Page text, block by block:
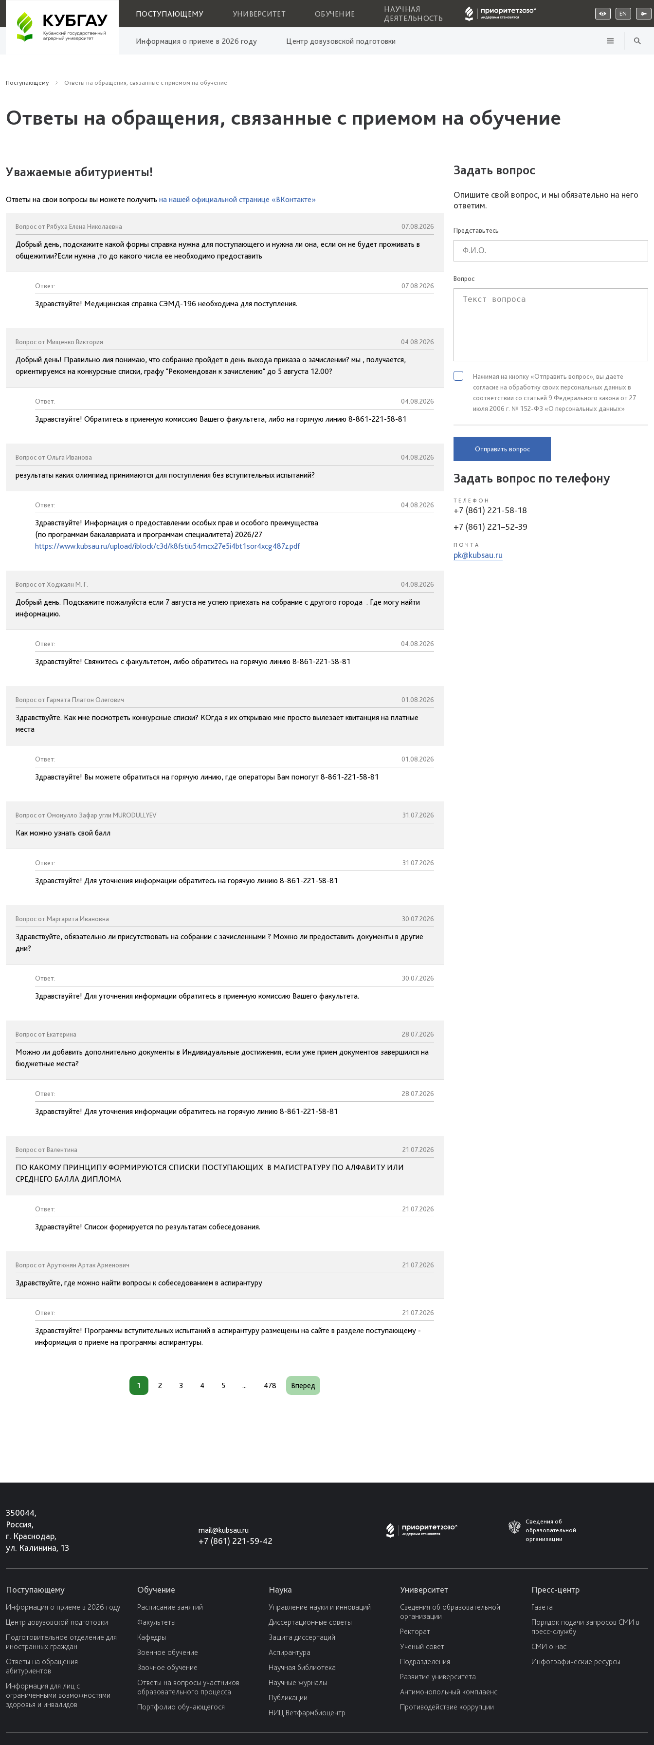
ПОСТУПАЮЩЕМУ УНИВЕРСИТЕТ ОБУЧЕНИЕ
НАУЧНАЯ
ДЕЯТЕЛЬНОСТЬ
EN
Информация о приеме в 2026 году Центр довузовской подготовки
Поступающему Ответы на обращения, связанные с приемом на обучение
Ответы на обращения, связанные с приемом на обучение
Уважаемые абитуриенты!
Ответы на свои вопросы вы можете получить на нашей официальной странице «ВКонтакте»
Вопрос от Рябуха Елена Николаевна 07.08.2026
Добрый день, подскажите какой формы справка нужна для поступающего и нужна ли она, если он не будет проживать в
общежитии?Если нужна ,то до какого числа ее необходимо предоставить
Ответ: 07.08.2026
Здравствуйте! Медицинская справка СЭМД-196 необходима для поступления.
Вопрос от Мищенко Виктория 04.08.2026
Добрый день! Правильно лия понимаю, что собрание пройдет в день выхода приказа о зачислении? мы , получается,
ориентируемся на конкурсные списки, графу "Рекомендован к зачислению" до 5 августа 12.00?
Ответ: 04.08.2026
Здравствуйте! Обратитесь в приемную комиссию Вашего факультета, либо на горячую линию 8-861-221-58-81
Вопрос от Ольга Иванова 04.08.2026
результаты каких олимпиад принимаются для поступления без вступительных испытаний?
Ответ: 04.08.2026
Здравствуйте! Информация о предоставлении особых прав и особого преимущества
(по программам бакалавриата и программам специалитета) 2026/27
https://www.kubsau.ru/upload/iblock/c3d/k8fstiu54mcx27e5i4bt1sor4xcg487z.pdf
Вопрос от Ходжаян М. Г. 04.08.2026
Добрый день. Подскажите пожалуйста если 7 августа не успею приехать на собрание с другого города . Где могу найти
информацию.
Ответ: 04.08.2026
Здравствуйте! Свяжитесь с факультетом, либо обратитесь на горячую линию 8-861-221-58-81
Вопрос от Гармата Платон Олегович 01.08.2026
Здравствуйте. Как мне посмотреть конкурсные списки? КОгда я их открываю мне просто вылезает квитанция на платные
места
Ответ: 01.08.2026
Здравствуйте! Вы можете обратиться на горячую линию, где операторы Вам помогут 8-861-221-58-81
Вопрос от Омонулло Зафар угли MURODULLYEV 31.07.2026
Как можно узнать свой балл
Ответ: 31.07.2026
Здравствуйте! Для уточнения информации обратитесь на горячую линию 8-861-221-58-81
Вопрос от Маргарита Ивановна 30.07.2026
Здравствуйте, обязательно ли присутствовать на собрании с зачисленными ? Можно ли предоставить документы в другие
дни?
Ответ: 30.07.2026
Здравствуйте! Для уточнения информации обратитесь в приемную комиссию Вашего факультета.
Вопрос от Екатерина 28.07.2026
Можно ли добавить дополнительно документы в Индивидуальные достижения, если уже прием документов завершился на
бюджетные места?
Ответ: 28.07.2026
Здравствуйте! Для уточнения информации обратитесь на горячую линию 8-861-221-58-81
Вопрос от Валентина 21.07.2026
ПО КАКОМУ ПРИНЦИПУ ФОРМИРУЮТСЯ СПИСКИ ПОСТУПАЮЩИХ В МАГИСТРАТУРУ ПО АЛФАВИТУ ИЛИ
СРЕДНЕГО БАЛЛА ДИПЛОМА
Ответ: 21.07.2026
Здравствуйте! Список формируется по результатам собеседования.
Вопрос от Арутюнян Артак Арменович 21.07.2026
Здравствуйте, где можно найти вопросы к собеседованием в аспирантуру
Ответ: 21.07.2026
Здравствуйте! Программы вступительных испытаний в аспирантуру размещены на сайте в разделе поступающему -
информация о приеме на программы аспирантуры.
1 2 3 4 5 ... 478 Вперед
Задать вопрос
Опишите свой вопрос, и мы обязательно на него
ответим.
Представьтесь
Вопрос
Нажимая на кнопку «Отправить вопрос», вы даете
согласие на обработку своих персональных данных в
соответствии со статьей 9 Федерального закона от 27
июля 2006 г. № 152-ФЗ «О персональных данных»
Отправить вопрос
Задать вопрос по телефону
ТЕЛЕФОН
+7 (861) 221-58-18
+7 (861) 221–52-39
ПОЧТА
pk@kubsau.ru
350044,
Россия,
г. Краснодар,
ул. Калинина, 13
mail@kubsau.ru
+7 (861) 221-59-42
Сведения об
образовательной
организации
Поступающему
Информация о приеме в 2026 году
Центр довузовской подготовки
Подготовительное отделение для
иностранных граждан
Ответы на обращения
абитуриентов
Информация для лиц с
ограниченными возможностями
здоровья и инвалидов
Обучение
Расписание занятий
Факультеты
Кафедры
Военное обучение
Заочное обучение
Ответы на вопросы участников
образовательного процесса
Портфолио обучающегося
Наука
Управление науки и инноваций
Диссертационные советы
Защита диссертаций
Аспирантура
Научная библиотека
Научные журналы
Публикации
НИЦ Ветфармбиоцентр
Университет
Сведения об образовательной
организации
Ректорат
Ученый совет
Подразделения
Развитие университета
Антимонопольный комплаенс
Противодействие коррупции
Пресс-центр
Газета
Порядок подачи запросов СМИ в
пресс-службу
СМИ о нас
Инфографические ресурсы